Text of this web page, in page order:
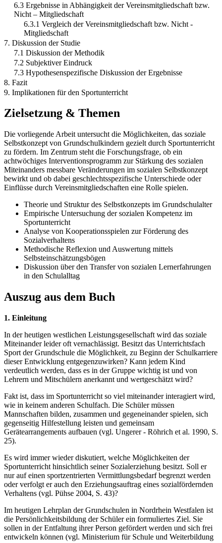
6.3 Ergebnisse in Abhängigkeit der Vereinsmitgliedschaft bzw.
Nicht – Mitgliedschaft
6.3.1 Vergleich der Vereinsmitgliedschaft bzw. Nicht -
Mitgliedschaft
7. Diskussion der Studie
7.1 Diskussion der Methodik
7.2 Subjektiver Eindruck
7.3 Hypothesenspezifische Diskussion der Ergebnisse
8. Fazit
9. Implikationen für den Sportunterricht
Zielsetzung & Themen
Die vorliegende Arbeit untersucht die Möglichkeiten, das soziale
Selbstkonzept von Grundschulkindern gezielt durch Sportunterricht
zu fördern. Im Zentrum steht die Forschungsfrage, ob ein
achtwöchiges Interventionsprogramm zur Stärkung des sozialen
Miteinanders messbare Veränderungen im sozialen Selbstkonzept
bewirkt und ob dabei geschlechtsspezifische Unterschiede oder
Einflüsse durch Vereinsmitgliedschaften eine Rolle spielen.
Theorie und Struktur des Selbstkonzepts im Grundschulalter
Empirische Untersuchung der sozialen Kompetenz im
Sportunterricht
Analyse von Kooperationsspielen zur Förderung des
Sozialverhaltens
Methodische Reflexion und Auswertung mittels
Selbsteinschätzungsbögen
Diskussion über den Transfer von sozialen Lernerfahrungen
in den Schulalltag
Auszug aus dem Buch
1. Einleitung
In der heutigen westlichen Leistungsgesellschaft wird das soziale
Miteinander leider oft vernachlässigt. Besitzt das Unterrichtsfach
Sport der Grundschule die Möglichkeit, zu Beginn der Schulkarriere
dieser Entwicklung entgegenzuwirken? Kann jedem Kind
verdeutlich werden, dass es in der Gruppe wichtig ist und von
Lehrern und Mitschülern anerkannt und wertgeschätzt wird?
Fakt ist, dass im Sportunterricht so viel miteinander interagiert wird,
wie in keinem anderen Schulfach. Die Schüler müssen
Mannschaften bilden, zusammen und gegeneinander spielen, sich
gegenseitig Hilfestellung leisten und gemeinsam
Gerätearrangements aufbauen (vgl. Ungerer - Röhrich et al. 1990, S.
25).
Es wird immer wieder diskutiert, welche Möglichkeiten der
Sportunterricht hinsichtlich seiner Sozialerziehung besitzt. Soll er
nur auf einen sportzentrierten Vermittlungsbedarf begrenzt werden
oder verfolgt er auch den Erziehungsauftrag eines sozialfördernden
Verhaltens (vgl. Pühse 2004, S. 43)?
Im heutigen Lehrplan der Grundschulen in Nordrhein Westfalen ist
die Persönlichkeitsbildung der Schüler ein formuliertes Ziel. Sie
sollen in der Entfaltung ihrer Person gefördert werden und sich frei
entwickeln können (vgl. Ministerium für Schule und Weiterbildung